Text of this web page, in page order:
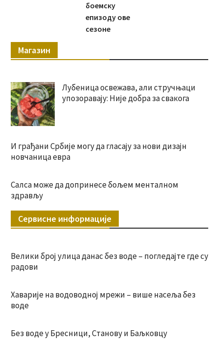
боемску
епизоду ове
сезоне
Магазин
Лубеница освежава, али стручњаци
упозоравају: Није добра за свакога
И грађани Србије могу да гласају за нови дизајн
новчаница евра
Салса може да допринесе бољем менталном
здрављу
Сервисне информације
Велики број улица данас без воде – погледајте где су
радови
Хаварије на водоводној мрежи – више насеља без
воде
Без воде у Бресници, Станову и Баљковцу